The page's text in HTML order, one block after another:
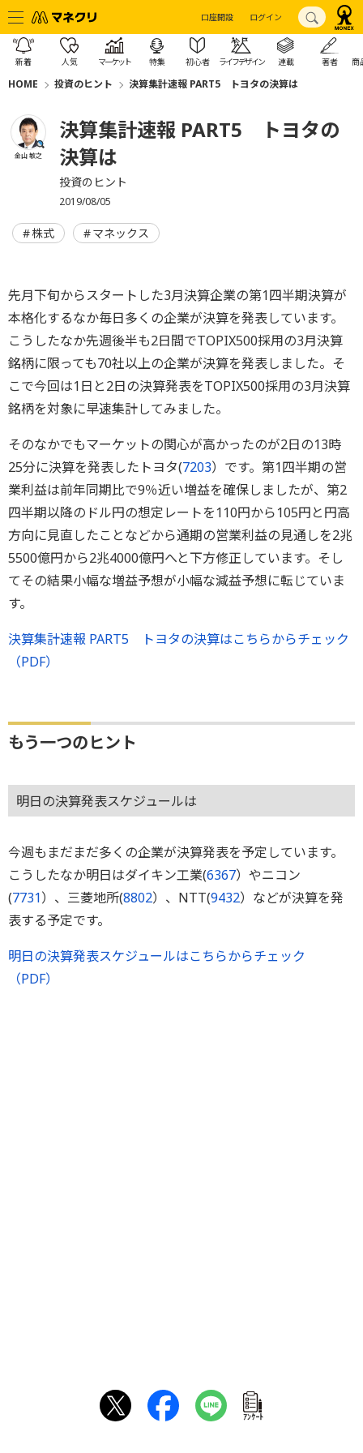
口座開設 ログイン
新着 人気 マーケット 特集 初心者 ライフデザイン 連載 著者 商
HOME 投資のヒント 決算集計速報 PART5 トヨタの決算は
金山 敏之
決算集計速報 PART5 トヨタの
決算は
投資のヒント
2019/08/05
株式 マネックス
先月下旬からスタートした3月決算企業の第1四半期決算が
本格化するなか毎日多くの企業が決算を発表しています。
こうしたなか先週後半も2日間でTOPIX500採用の3月決算
銘柄に限っても70社以上の企業が決算を発表しました。そ
こで今回は1日と2日の決算発表をTOPIX500採用の3月決算
銘柄を対象に早速集計してみました。
そのなかでもマーケットの関心が高かったのが2日の13時
25分に決算を発表したトヨタ(7203）です。第1四半期の営
業利益は前年同期比で9％近い増益を確保しましたが、第2
四半期以降のドル円の想定レートを110円から105円と円高
方向に見直したことなどから通期の営業利益の見通しを2兆
5500億円から2兆4000億円へと下方修正しています。そし
てその結果小幅な増益予想が小幅な減益予想に転じていま
す。
決算集計速報 PART5 トヨタの決算はこちらからチェック
（PDF）
もう一つのヒント
明日の決算発表スケジュールは
今週もまだまだ多くの企業が決算発表を予定しています。
こうしたなか明日はダイキン工業(6367）やニコン
(7731）、三菱地所(8802）、NTT(9432）などが決算を発
表する予定です。
明日の決算発表スケジュールはこちらからチェック
（PDF）
ｱﾝｹｰﾄ